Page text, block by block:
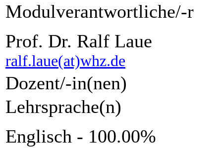
Modulverantwortliche/-r
Prof. Dr. Ralf Laue
ralf.laue(at)whz.de
Dozent/-in(nen)
Lehrsprache(n)
Englisch - 100.00%